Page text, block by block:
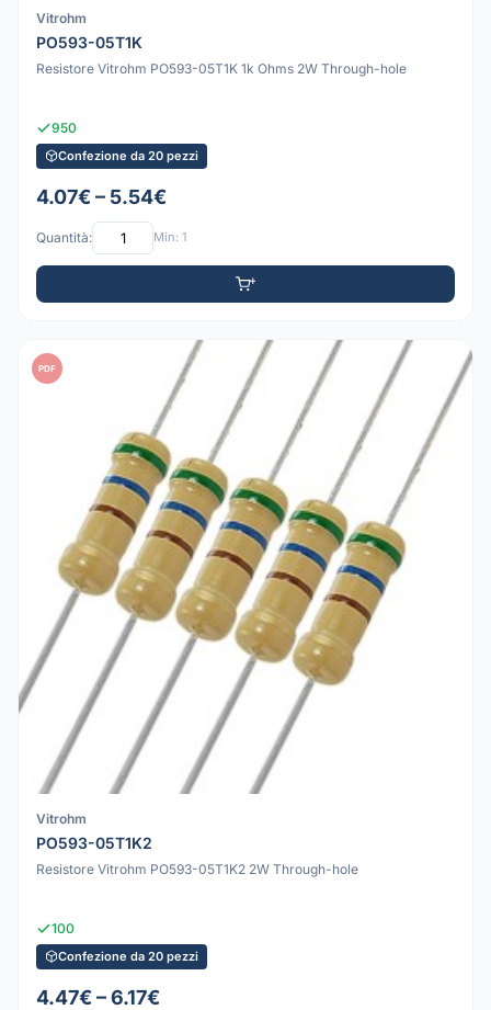
Vitrohm
PO593-05T1K
Resistore Vitrohm PO593-05T1K 1k Ohms 2W Through-hole
950
Confezione da 20 pezzi
4.07€ – 5.54€
Quantità: Min: 1
PDF
Vitrohm
PO593-05T1K2
Resistore Vitrohm PO593-05T1K2 2W Through-hole
100
Confezione da 20 pezzi
4.47€ – 6.17€